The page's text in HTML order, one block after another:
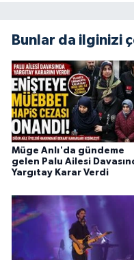
Bunlar da ilginizi
Müge Anlı'da gündeme
gelen Palu Ailesi
Yargıtay Karar Verdi
YARIŞMALAR
TANITIM
HABERDE İNSAN